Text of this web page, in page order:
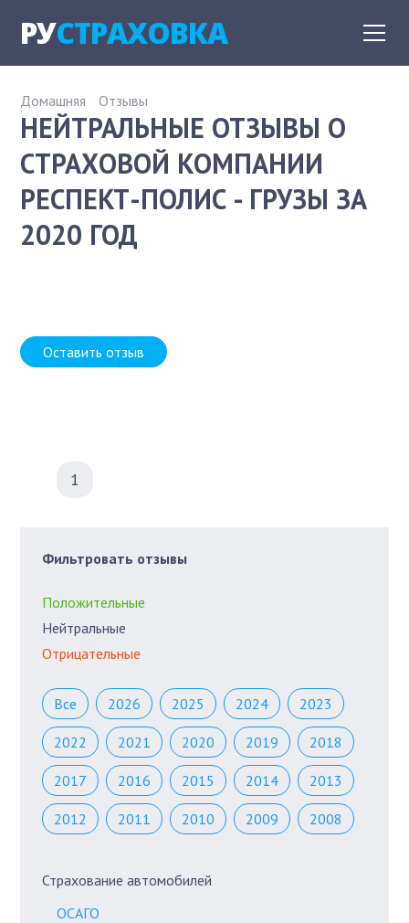
РУСТРАХОВКА
Домашняя Отзывы
НЕЙТРАЛЬНЫЕ ОТЗЫВЫ О
СТРАХОВОЙ КОМПАНИИ
РЕСПЕКТ-ПОЛИС - ГРУЗЫ ЗА
2020 ГОД
Оставить отзыв
1
Фильтровать отзывы
Положительные
Нейтральные
Отрицательные
Все 2026 2025 2024 2023
2022 2021 2020 2019 2018
2017 2016 2015 2014 2013
2012 2011 2010 2009 2008
Страхование автомобилей
ОСАГО